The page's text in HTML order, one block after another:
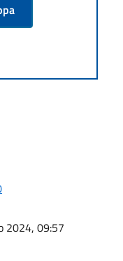
2024, 09:57